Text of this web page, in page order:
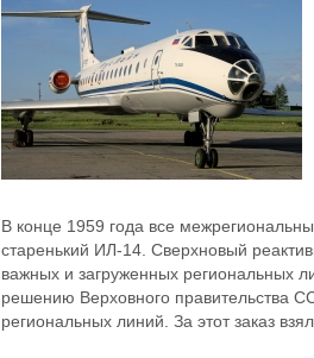
В конце 1959 года все
старенький ИЛ-14. Сверхновый
важных и загруженных региональных
решению Верховного правительства
региональных линий. За этот заказ